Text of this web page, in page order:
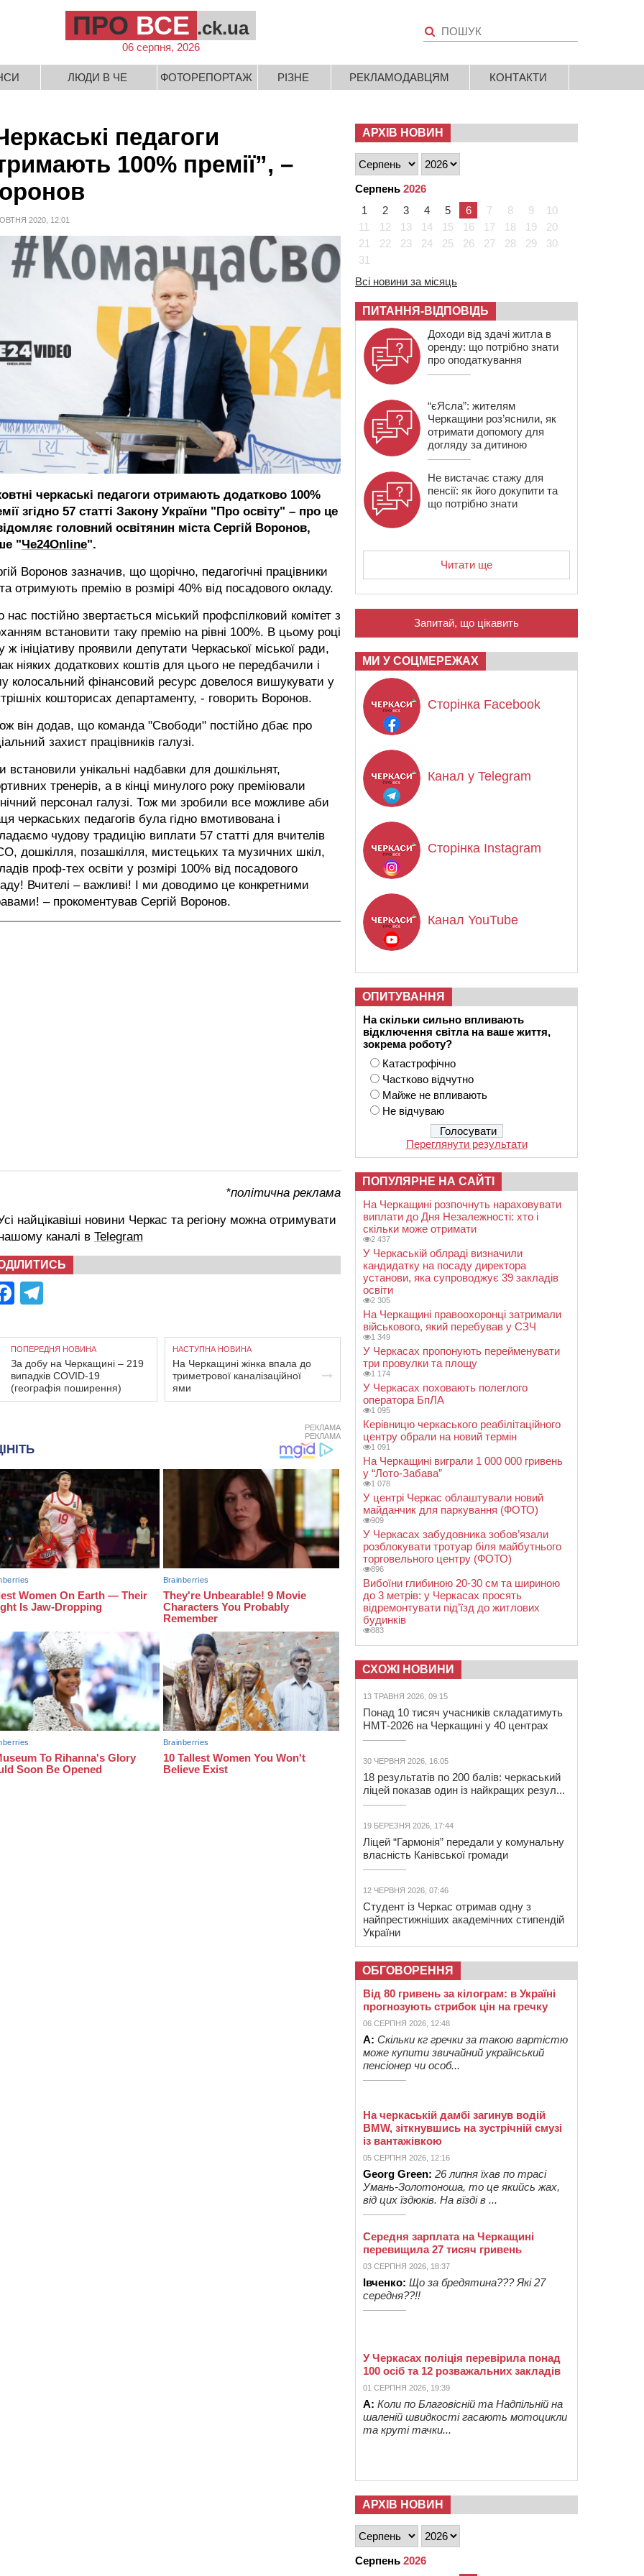
ПРО ВСЕ .ck.ua
06 серпня, 2026
ЛЮДИ В ЧЕ ФОТОРЕПОРТАЖ РІЗНЕ РЕКЛАМОДАВЦЯМ КОНТАКТИ
педагоги
100% премії”, –
2020, 12:01
черкаські педагоги отримають додатково 100%
згідно 57 статті Закону України "Про освіту" – про це
головний освітянин міста Сергій Воронов,
"Че24Online".
Воронов зазначив, що щорічно, педагогічні працівники
отримують премію в розмірі 40% від посадового окладу.
нас постійно звертається міський профспілковий комітет з
встановити таку премію на рівні 100%. В цьому році
ж ініціативу проявили депутати Черкаської міської ради,
ніяких додаткових коштів для цього не передбачили і
колосальний фінансовий ресурс довелося вишукувати у
кошторисах департаменту, - говорить Воронов.
він додав, що команда "Свободи" постійно дбає про
захист працівників галузі.
встановили унікальні надбавки для дошкільнят,
тренерів, а в кінці минулого року преміювали
персонал галузі. Тож ми зробили все можливе аби
черкаських педагогів була гідно вмотивована і
чудову традицію виплати 57 статті для вчителів
дошкілля, позашкілля, мистецьких та музичних шкіл,
проф-тех освіти у розмірі 100% від посадового
Вчителі – важливі! І ми доводимо це конкретними
– прокоментував Сергій Воронов.
*політична реклама
найцікавіші новини Черкас та регіону можна отримувати
каналі в Telegram
Facebook
ПОПЕРЕДНЯ НОВИНА
За добу на Черкащині – 219
випадків COVID-19
(географія поширення)
НАСТУПНА НОВИНА
На Черкащині жінка впала до
триметрової каналізаційної
ями
РЕКЛАМА
РЕКЛАМА
АРХІВ НОВИН
Серпень 2026
1
2 3 4 5 6 7 8 9
10
11
12 13 14 15 16 17 18 19
20
21
22 23 24 25 26 27 28 29
30
31
Всі новини за місяць
ПИТАННЯ-ВІДПОВІДЬ
Доходи від здачі житла в
оренду: що потрібно знати
про оподаткування
“єЯсла”: жителям
Черкащини роз’яснили, як
отримати допомогу для
догляду за дитиною
Не вистачає стажу для
пенсії: як його докупити та
що потрібно знати
Читати ще
Запитай, що цікавить
МИ У СОЦМЕРЕЖАХ
Сторінка Facebook
Канал у Telegram
Сторінка Instagram
Канал YouTube
ОПИТУВАННЯ
На скільки сильно впливають
відключення світла на ваше життя,
зокрема роботу?
Катастрофічно
Частково відчутно
Майже не впливають
Не відчуваю
Переглянути результати
ПОПУЛЯРНЕ НА САЙТІ
На Черкащині розпочнуть нараховувати
виплати до Дня Незалежності: хто і
скільки може отримати
2 437
У Черкаській облраді визначили
кандидатку на посаду директора
установи, яка супроводжує 39 закладів
освіти
2 305
На Черкащині правоохоронці затримали
військового, який перебував у СЗЧ
1 349
У Черкасах пропонують перейменувати
три провулки та площу
1 174
У Черкасах поховають полеглого
оператора БпЛА
1 095
Керівницю черкаського реабілітаційного
центру обрали на новий термін
1 091
На Черкащині виграли 1 000 000 гривень
у “Лото-Забава”
1 078
У центрі Черкас облаштували новий
майданчик для паркування (ФОТО)
909
У Черкасах забудовника зобов’язали
розблокувати тротуар біля майбутнього
торговельного центру (ФОТО)
896
Вибоїни глибиною 20-30 см та шириною
до 3 метрів: у Черкасах просять
відремонтувати під’їзд до житлових
будинків
883
СХОЖІ НОВИНИ
13 ТРАВНЯ 2026, 09:15
Понад 10 тисяч учасників складатимуть
НМТ-2026 на Черкащині у 40 центрах
30 ЧЕРВНЯ 2026, 16:05
18 результатів по 200 балів: черкаський
ліцей показав один із найкращих резул...
19 БЕРЕЗНЯ 2026, 17:44
Ліцей “Гармонія” передали у комунальну
власність Канівської громади
12 ЧЕРВНЯ 2026, 07:46
Студент із Черкас отримав одну з
найпрестижніших академічних стипендій
України
ОБГОВОРЕННЯ
Від 80 гривень за кілограм: в Україні
прогнозують стрибок цін на гречку
06 СЕРПНЯ 2026, 12:48
А: Скільки кг гречки за такою вартістю
може купити звичайний український
пенсіонер чи особ...
На черкаській дамбі загинув водій
BMW, зіткнувшись на зустрічній смузі
із вантажівкою
05 СЕРПНЯ 2026, 12:16
Georg Green: 26 липня їхав по трасі
Умань-Золотоноша, то це якийсь жах,
від цих їздюків. На вїзді в ...
Середня зарплата на Черкащині
перевищила 27 тисяч гривень
03 СЕРПНЯ 2026, 18:37
Івченко: Що за бредятина??? Які 27
середня??!!
У Черкасах поліція перевірила понад
100 осіб та 12 розважальних закладів
01 СЕРПНЯ 2026, 19:39
А: Коли по Благовісній та Надпільній на
шаленій швидкості гасають мотоцикли
та круті тачки...
АРХІВ НОВИН
Серпень 2026